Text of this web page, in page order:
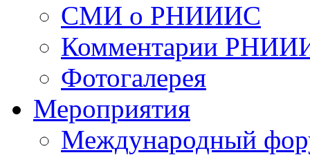
СМИ о РНИИИС
Комментарии
Фотогалерея
Мероприятия
Международный